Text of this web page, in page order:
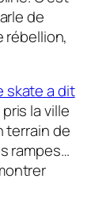
de
rébellion,
skate a dit
la ville
terrain de
rampes…